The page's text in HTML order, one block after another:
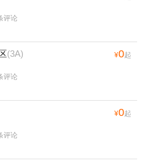
评论
(3A) ¥0起
评论
¥0起
评论